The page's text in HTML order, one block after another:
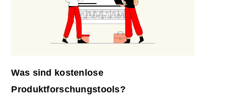
Was sind kostenlose
Produktforschungstools?